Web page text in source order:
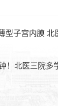
型子宫内膜 北
！北医三院多